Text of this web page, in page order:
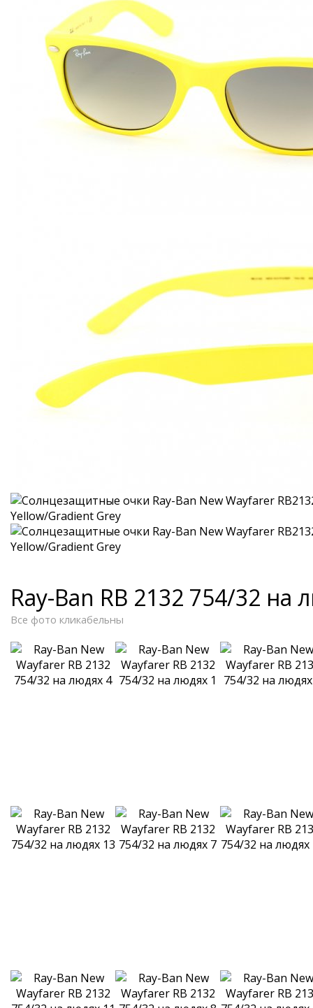
Ray-Ban RB 2132 754/32 на
Все фото кликабельны